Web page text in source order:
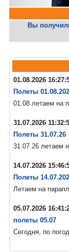
Вы
01.08.2026
Полеты
01.08 летаем на
31.07.2026
Полеты 31.07.26
31.07.26 летаем
14.07.2026
Полеты
Летаем на
05.07.2026
полеты 05.07
Сегодня, по